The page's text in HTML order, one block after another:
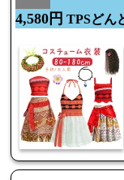
4,580円 TPSどん